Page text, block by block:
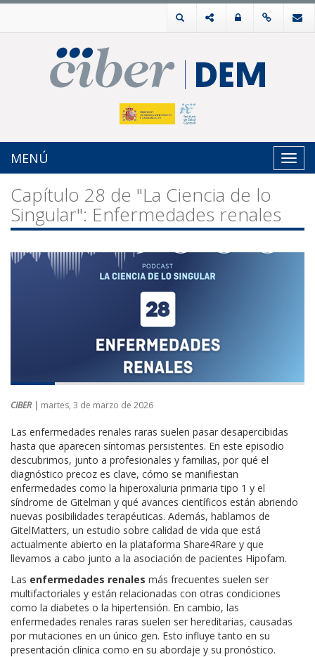
MENÚ
Capítulo 28 de "La Ciencia de lo
Singular": Enfermedades renales
CIBER | martes, 3 de marzo de 2026
Las enfermedades renales raras suelen pasar desapercibidas
hasta que aparecen síntomas persistentes. En este episodio
descubrimos, junto a profesionales y familias, por qué el
diagnóstico precoz es clave, cómo se manifiestan
enfermedades como la hiperoxaluria primaria tipo 1 y el
síndrome de Gitelman y qué avances científicos están abriendo
nuevas posibilidades terapéuticas. Además, hablamos de
GitelMatters, un estudio sobre calidad de vida que está
actualmente abierto en la plataforma Share4Rare y que
llevamos a cabo junto a la asociación de pacientes Hipofam.
Las enfermedades renales más frecuentes suelen ser
multifactoriales y están relacionadas con otras condiciones
como la diabetes o la hipertensión. En cambio, las
enfermedades renales raras suelen ser hereditarias, causadas
por mutaciones en un único gen. Esto influye tanto en su
presentación clínica como en su abordaje y su pronóstico.